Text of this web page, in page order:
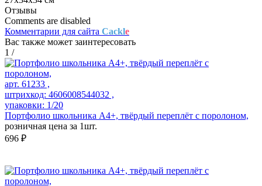
Отзывы
Comments are disabled
Комментарии для сайта Cackle
Вас также может заинтересовать
1 /
арт. 61233 ,
штрихкод: 4606008544032 ,
упаковки: 1/20
Портфолио школьника А4+, твёрдый переплёт с поролоном,
розничная цена за 1шт.
696 ₽